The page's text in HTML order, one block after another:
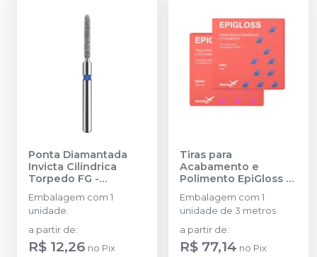
Ponta Diamantada
Invicta Cilíndrica
Torpedo FG -
AMERICAN BURRS
Embalagem com 1
unidade.
a partir de:
R$ 12,26 no Pix
Tiras para
Acabamento e
Polimento EpiGloss -
AMERICAN BURRS
Embalagem com 1
unidade de 3 metros
a partir de:
R$ 77,14 no Pix